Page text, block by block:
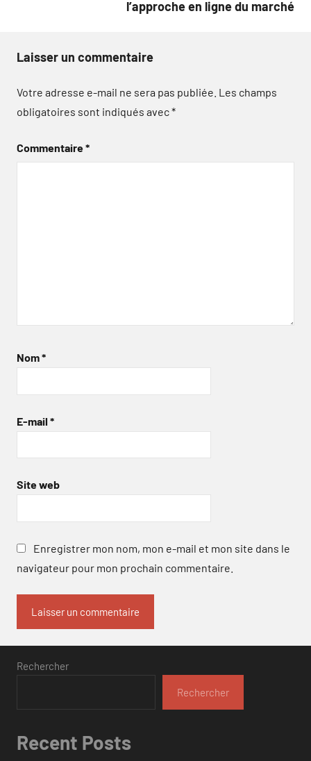
l’approche en ligne du marché
Laisser un commentaire
Votre adresse e-mail ne sera pas publiée. Les champs
obligatoires sont indiqués avec*
Commentaire*
Nom*
E-mail *
Site web
Enregistrer mon nom, mon e-mail et mon site dans le
navigateur pour mon prochain commentaire.
Rechercher
Rechercher
Recent Posts